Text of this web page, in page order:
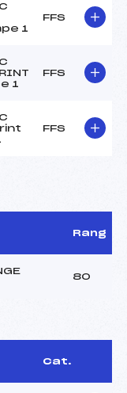
1
FFS
1
FFS
FFS
Rang
80
Cat.